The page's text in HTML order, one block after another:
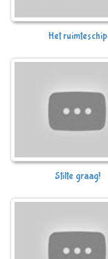
Het ruimteschip
Stilte graag!